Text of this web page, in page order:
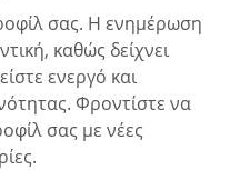
σας. Η ενημέρωση
καθώς δείχνει
ενεργό και
Φροντίστε να
σας με νέες